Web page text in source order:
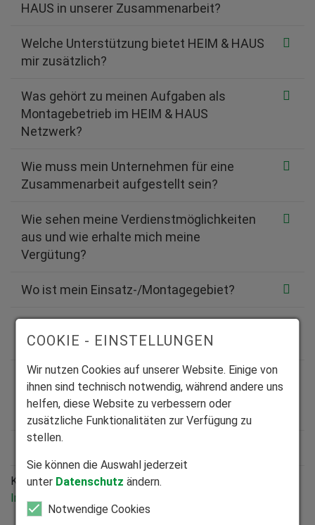
HAUS in unserer Zusammenarbeit?
Welche Unterstützung bietet HEIM & HAUS
mir zusätzlich?
Was gehört zu meinen Aufgaben als
Montagebetrieb im HEIM & HAUS
Netzwerk?
Wie muss mein Unternehmen für eine
Zusammenarbeit aufgestellt sein?
Wie sehen meine Verdienstmöglichkeiten
aus und wie erhalte mich meine
Vergütung?
Wo ist mein Einsatz-/Montagegebiet?
vor?
Bin ich verpflichtet jeden Auftrag
anzunehmen, den HEIM & HAUS mir
anbietet?
Konnten wir Ihre Frage nicht beantworten?
Information fehlt Ihrer Meinung nach?
COOKIE - EINSTELLUNGEN
Wir nutzen Cookies auf unserer Website. Einige von
ihnen sind technisch notwendig, während andere uns
helfen, diese Website zu verbessern oder
zusätzliche Funktionalitäten zur Verfügung zu
stellen.
Sie können die Auswahl jederzeit
unter Datenschutz ändern.
Notwendige Cookies